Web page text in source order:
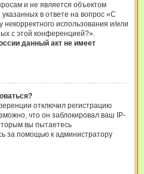
и не является объектом
в ответе на вопрос «С
некорректного использования и/или
с этой конференцией?».
данный акт не имеет
отключил регистрацию
что он заблокировал ваш IP-
вы пытаетесь
за помощью к администратору